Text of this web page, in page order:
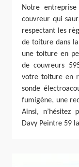
Notre
couvreur qui
respectant les
de toiture dans
une toiture en
de couvreurs
votre toiture en
sonde
fumigène, une
Ainsi,
Davy Peintre 59